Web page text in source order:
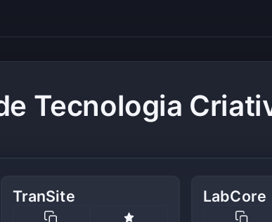
Tecnologia
TranSite LabCore